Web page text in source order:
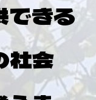
できる
社会